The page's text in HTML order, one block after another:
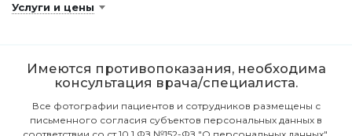
Услуги и цены
Имеются противопоказания, необходима
консультация врача/специалиста.
Все фотографии пациентов и сотрудников размещены с
письменного согласия субъектов персональных данных в